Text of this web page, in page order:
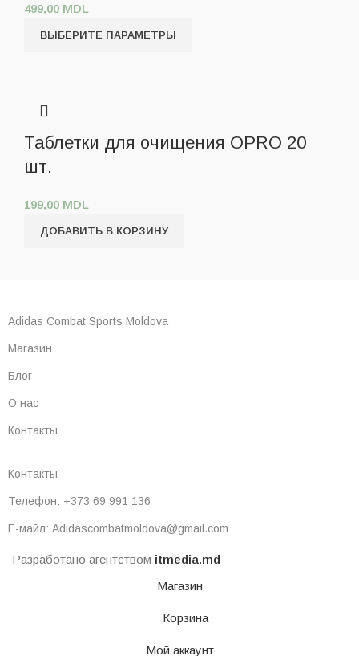
499,00 MDL
ВЫБЕРИТЕ ПАРАМЕТРЫ
Таблетки для очищения OPRO 20
шт.
199,00 MDL
ДОБАВИТЬ В КОРЗИНУ
Adidas Combat Sports Moldova
Магазин
Блог
О нас
Контакты
Контакты
Телефон: +373 69 991 136
Е-майл: Adidascombatmoldova@gmail.com
Разработано агентством itmedia.md
Магазин
Корзина
Мой аккаунт